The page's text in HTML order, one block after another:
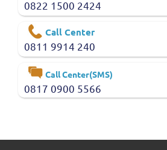
0822 1500 2424
Call Center
0811 9914 240
Call Center(SMS)
0817 0900 5566